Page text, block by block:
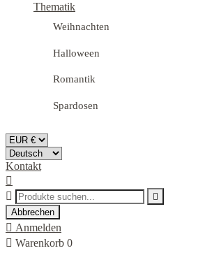
Thematik
Weihnachten
Halloween
Romantik
Spardosen
Kontakt



Abbrechen
 Anmelden
 Warenkorb 0